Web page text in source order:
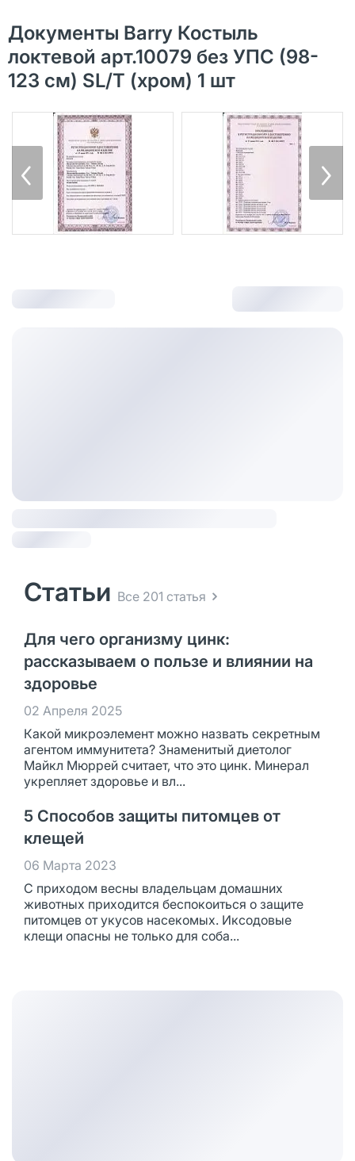
Документы Barry Костыль
локтевой арт.10079 без УПС (98-
123 см) SL/T (хром) 1 шт
Статьи Все 201 статья
Для чего организму цинк:
рассказываем о пользе и влиянии на
здоровье
02 Апреля 2025
Какой микроэлемент можно назвать секретным
агентом иммунитета? Знаменитый диетолог
Майкл Мюррей считает, что это цинк. Минерал
укрепляет здоровье и вл...
5 Способов защиты питомцев от
клещей
06 Марта 2023
С приходом весны владельцам домашних
животных приходится беспокоиться о защите
питомцев от укусов насекомых. Иксодовые
клещи опасны не только для соба...